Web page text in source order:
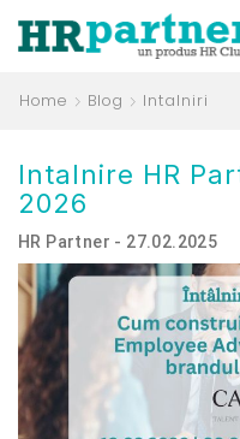
Home Blog Intalniri
Intalnire HR
2026
HR Partner - 27.02.2025